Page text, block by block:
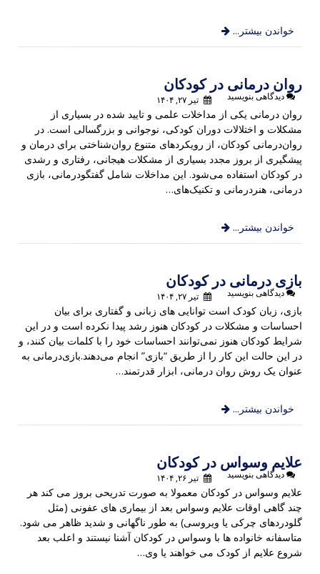
خواندن بیشتر...
روان درمانی در کودکان
تیر ۲۷, ۱۴۰۴ دیدگاهی بنویسید
روان درمانی یکی از مداخلات علمی و تایید شده در بسیاری از
مشکلات و اختلالات دوران کودکی، نوجوانی و بزرگسالی است. در
روان‌درمانی کودکان، از رویکردهای متنوع روان‌شناختی برای درمان و
پیشگیری از بروز مجدد بسیاری از مشکلات هیجانی، رفتاری و رشدی
در کودکان استفاده می‌شود. این مداخلات شامل گفتگودرمانی، بازی
درمانی، هنردرمانی و تکنیک‌های…
خواندن بیشتر...
بازی درمانی در کودکان
تیر ۲۷, ۱۴۰۴ دیدگاهی بنویسید
بازی، زبان کودک است توانایی های زبانی و گفتاری برای بیان
احساسات و مشکلات در کودکان هنوز رشد پیدا نکرده است و در این
شرایط کودکان هنوز نمی‌توانند احساسات خود را با کلمات بیان کنند، و
در این حالت این کار را از طریق “بازی” انجام می‌دهند.بازی‌درمانی به
عنوان یک روش روان درمانی، ابزار قدرتمند…
خواندن بیشتر...
علایم وسواس در کودکان
تیر ۲۶, ۱۴۰۴ دیدگاهی بنویسید
علایم وسواس در کودکان معمولا به صورت تدریحی بروز می کند هر
چند گاهی اوقات علایم وسواس بعد از بیماری های عفونی (مثل
گلودردهای چرکی یا ویروسی) به طور ناگهانی و شدید ظاهر می شود.
متاسفانه خانواده ها با وسواس در کودکان آشنا نیستند و اعلب بعد
شروع علایم از کودک می خواهند یا وی…